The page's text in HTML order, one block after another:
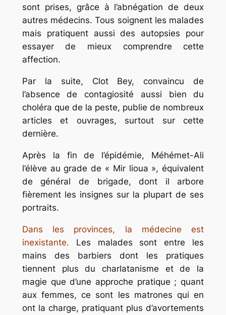
sont prises, grâce à l’abnégation de deux
autres médecins. Tous soignent les malades
mais pratiquent aussi des autopsies pour
essayer de mieux comprendre cette
affection.
Par la suite, Clot Bey, convaincu de
l’absence de contagiosité aussi bien du
choléra que de la peste, publie de nombreux
articles et ouvrages, surtout sur cette
dernière.
Après la fin de l’épidémie, Méhémet-Ali
l’élève au grade de « Mir lioua », équivalent
de général de brigade, dont il arbore
fièrement les insignes sur la plupart de ses
portraits.
Dans les provinces, la médecine est
inexistante. Les malades sont entre les
mains des barbiers dont les pratiques
tiennent plus du charlatanisme et de la
magie que d’une approche pratique ; quant
aux femmes, ce sont les matrones qui en
ont la charge, pratiquant plus d’avortements